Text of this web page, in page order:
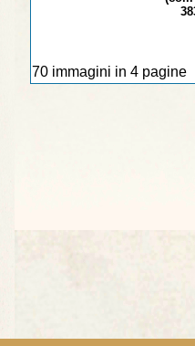
70 immagini in 4 pagine